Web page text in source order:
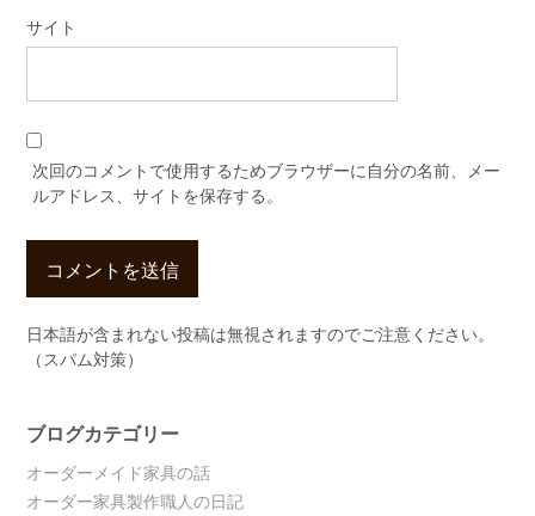
サイト
次回のコメントで使用するためブラウザーに自分の名前、メー
ルアドレス、サイトを保存する。
日本語が含まれない投稿は無視されますのでご注意ください。
（スパム対策）
ブログカテゴリー
オーダーメイド家具の話
オーダー家具製作職人の日記